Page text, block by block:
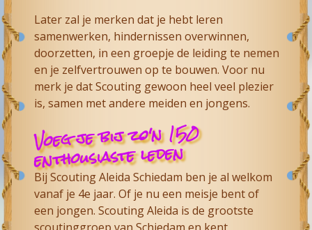
Later zal je merken dat je hebt leren
samenwerken, hindernissen overwinnen,
doorzetten, in een groepje de leiding te nemen
en je zelfvertrouwen op te bouwen. Voor nu
merk je dat Scouting gewoon heel veel plezier
is, samen met andere meiden en jongens.
Voeg je bij zo'n 150
enthousiaste leden
BijScouting Aleida Schiedam ben je al welkom
vanaf je 4e jaar. Of je nu een meisje bent of
een jongen. Scouting Aleida is de grootste